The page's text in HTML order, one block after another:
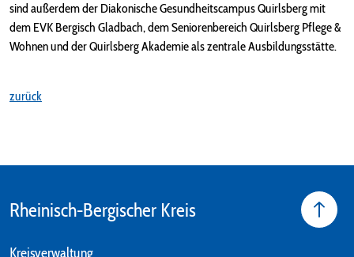
sind außerdem der Diakonische Gesundheitscampus Quirlsberg mit
dem EVK Bergisch Gladbach, dem Seniorenbereich Quirlsberg Pflege &
Wohnen und der Quirlsberg Akademie als zentrale Ausbildungsstätte.
zurück
Rheinisch-Bergischer Kreis
Kreisverwaltung